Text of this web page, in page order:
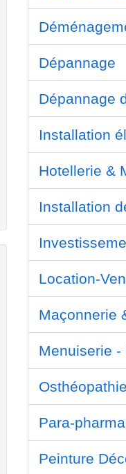
Dépannage
Dépannage
Installation
Hotellerie &
Installation
Location-
Maçonnerie
Menuiserie -
Para-
Peinture